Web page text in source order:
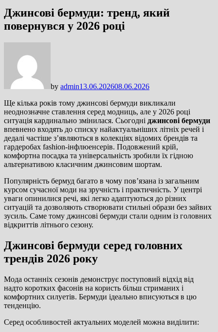
Джинсові бермуди: тренд, який
повернувся у 2026 році
by admin13.06.202608.06.2026
Ще кілька років тому джинсові бермуди викликали
неоднозначне ставлення серед модниць, але у 2026 році
ситуація кардинально змінилася. Сьогодні джинсові бермуди
впевнено входять до списку найактуальніших літніх речей і
дедалі частіше з’являються в колекціях відомих брендів та
гардеробах fashion-інфлюенсерів. Подовжений крій,
комфортна посадка та універсальність зробили їх гідною
альтернативою класичним джинсовим шортам.
Популярність бермуд багато в чому пов’язана із загальним
курсом сучасної моди на зручність і практичність. У центрі
уваги опинилися речі, які легко адаптуються до різних
ситуацій та дозволяють створювати стильні образи без зайвих
зусиль. Саме тому джинсові бермуди стали одним із головних
відкриттів літнього сезону.
Джинсові бермуди серед головних
трендів 2026 року
Мода останніх сезонів демонструє поступовий відхід від
надто коротких фасонів на користь більш стриманих і
комфортних силуетів. Бермуди ідеально вписуються в цю
тенденцію.
Серед особливостей актуальних моделей можна виділити: